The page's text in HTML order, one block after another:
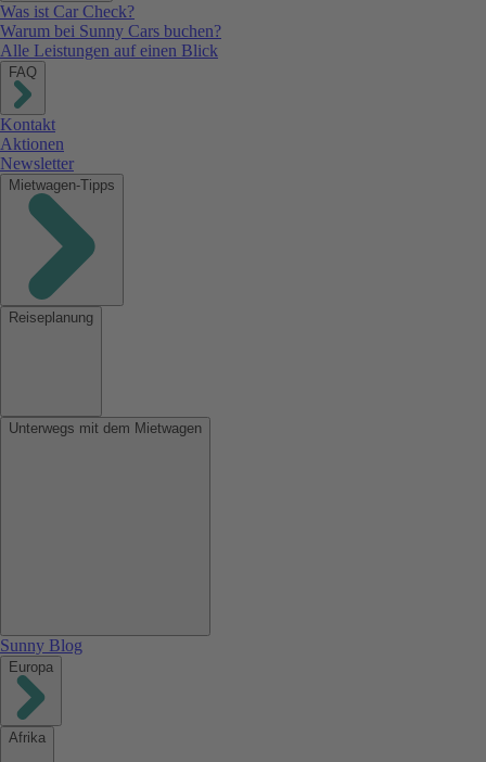
Was ist Car Check?
Warum bei Sunny Cars buchen?
Alle Leistungen auf einen Blick
FAQ
Kontakt
Aktionen
Newsletter
Mietwagen-Tipps
Reiseplanung
Unterwegs mit dem Mietwagen
Sunny Blog
Europa
Afrika